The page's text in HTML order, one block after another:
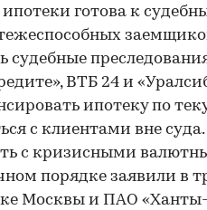
готова к
судебные
ВТБ 24 и
ипотеку по
с клиентами вне
с кризисными
порядке заявили в
Москвы и ПАО